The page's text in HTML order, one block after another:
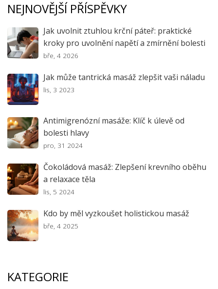
NEJNOVĚJŠÍ PŘÍSPĚVKY
Jak uvolnit ztuhlou krční páteř: praktické
kroky pro uvolnění napětí a zmírnění bolesti
bře, 4 2026
Jak může tantrická masáž zlepšit vaši náladu
lis, 3 2023
Antimigrenózní masáže: Klíč k úlevě od
bolesti hlavy
pro, 31 2024
Čokoládová masáž: Zlepšení krevního oběhu
a relaxace těla
lis, 5 2024
Kdo by měl vyzkoušet holistickou masáž
bře, 4 2025
KATEGORIE